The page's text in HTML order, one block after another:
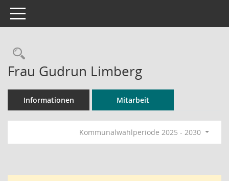
Toggle navigation
Rechercheauswahl
Frau Gudrun Limberg
Informationen Mitarbeit
Kommunalwahlperiode 2025 - 2030